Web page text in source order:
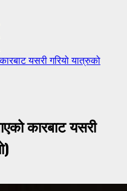
यसरी गरियो यात्रुको
कारबाट यसरी